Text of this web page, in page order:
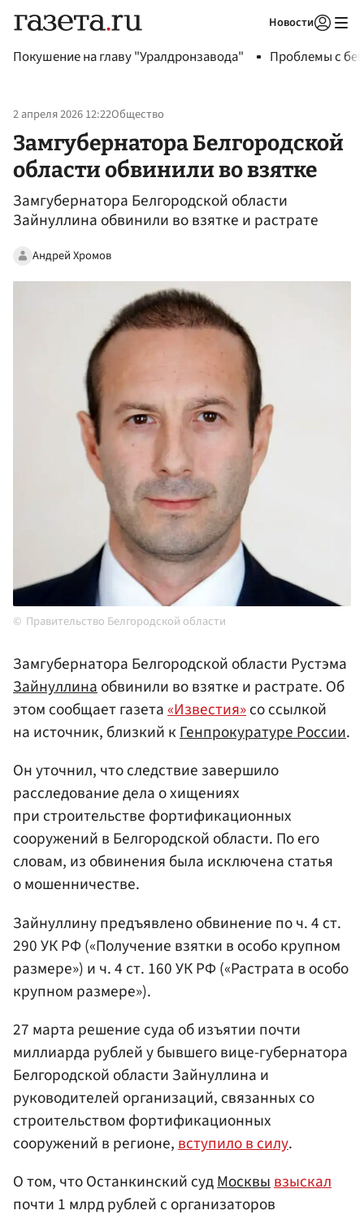
Новости
Покушение на главу "Уралдронзавода" Проблемы с
2 апреля 2026 12:22Общество
Замгубернатора Белгородской
области обвинили во взятке
Замгубернатора Белгородской области
Зайнуллина обвинили во взятке и растрате
Андрей Хромов
Правительство Белгородской области
Замгубернатора Белгородской области Рустэма
Зайнуллинаобвинили во взятке и растрате. Об
этом сообщает газета«Известия»со ссылкой
на источник, близкий кГенпрокуратуре России.
Он уточнил, что следствие завершило
расследование дела о хищениях
при строительстве фортификационных
сооружений в Белгородской области. По его
словам, из обвинения была исключена статья
о мошенничестве.
Зайнуллину предъявлено обвинение по ч. 4 ст.
290 УК РФ («Получение взятки в особо крупном
размере») и ч. 4 ст. 160 УК РФ («Растрата в особо
крупном размере»).
27 марта решение суда об изъятии почти
миллиарда рублей у бывшего вице-губернатора
Белгородской области Зайнуллина и
руководителей организаций, связанных со
строительством фортификационных
сооружений в регионе,вступило в силу.
О том, что Останкинский судМосквывзыскал
почти 1 млрд рублей с организаторов